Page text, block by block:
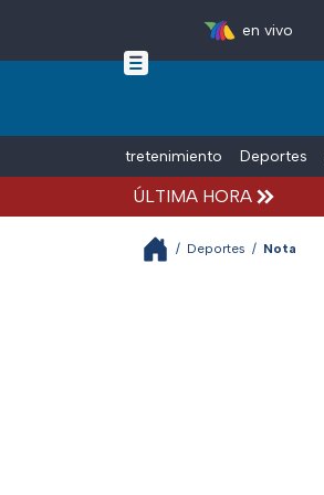
Skip to main content
en vivo
Entretenimiento Deportes
ÚLTIMA HORA
/ Deportes / Nota